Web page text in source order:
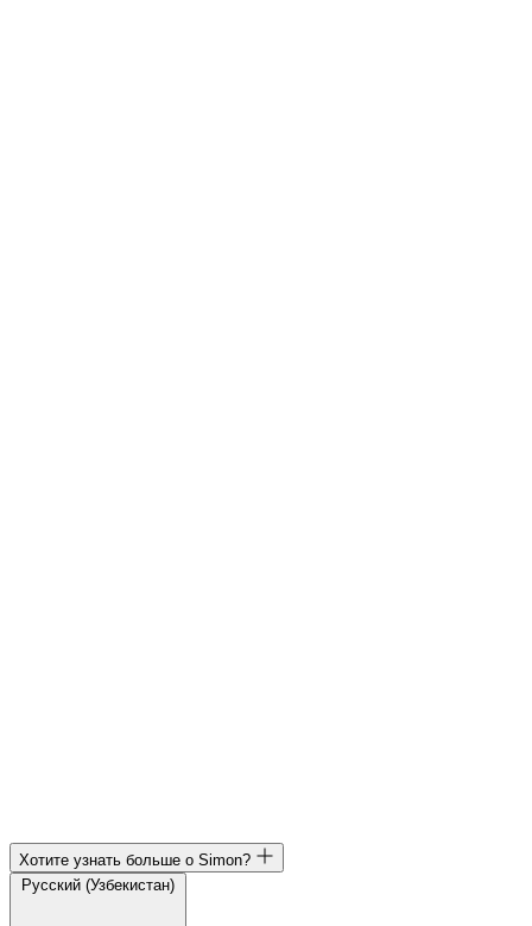
Хотите узнать больше о Simon?